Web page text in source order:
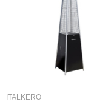
ITALKERO